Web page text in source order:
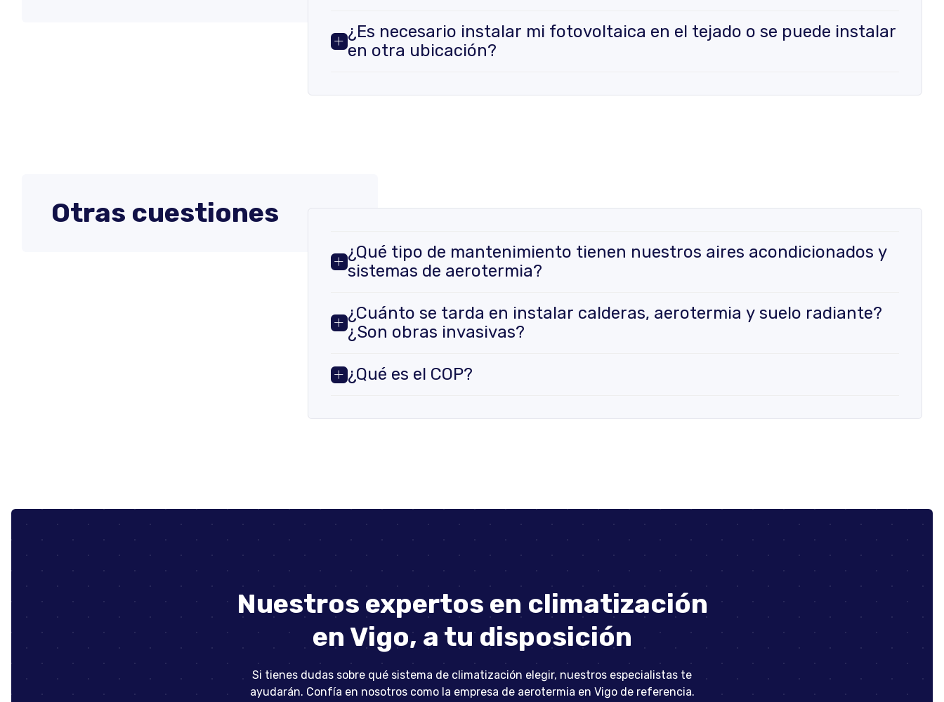
¿Es necesario instalar mi fotovoltaica en el tejado o se puede instalar
en otra ubicación?
Otras cuestiones
¿Qué tipo de mantenimiento tienen nuestros aires acondicionados y
sistemas de aerotermia?
¿Cuánto se tarda en instalar calderas, aerotermia y suelo radiante?
¿Son obras invasivas?
¿Qué es el COP?
Nuestros expertos en climatización
en Vigo, a tu disposición
Si tienes dudas sobre qué sistema de climatización elegir, nuestros especialistas te
ayudarán. Confía en nosotros como la empresa de aerotermia en Vigo de referencia.